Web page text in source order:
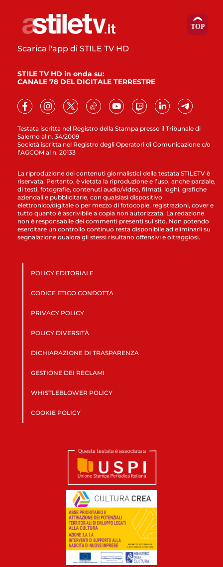
Testata iscritta nel Registro della Stampa presso il Tribunale di
Salerno al n. 34/2009
Società iscritta nel Registro degli Operatori di Comunicazione c/o
l’AGCOM al n. 20133
Scarica l'app di STILE TV HD
STILE TV HD in onda su:
CANALE 78 DEL DIGITALE TERRESTRE
La riproduzione dei contenuti giornalistici della testata STILETV è
riservata. Pertanto, è vietata la riproduzione e l’uso, anche parziale,
di testi, fotografie, contenuti audio/video, filmati, loghi, grafiche
aziendali e pubblicitarie, con qualsiasi dispositivo
elettronico/digitale o per mezzo di fotocopie, registrazioni, cover e
tutto quanto è ascrivibile a copia non autorizzata. La redazione
non è responsabile dei commenti presenti sul sito. Non potendo
esercitare un controllo continuo resta disponibile ad eliminarli su
segnalazione qualora gli stessi risultano offensivi e oltraggiosi.
POLICY EDITORIALE
CODICE ETICO CONDOTTA
PRIVACY POLICY
POLICY DIVERSITÀ
DICHIARAZIONE DI TRASPARENZA
GESTIONE DEI RECLAMI
WHISTLEBLOWER POLICY
COOKIE POLICY